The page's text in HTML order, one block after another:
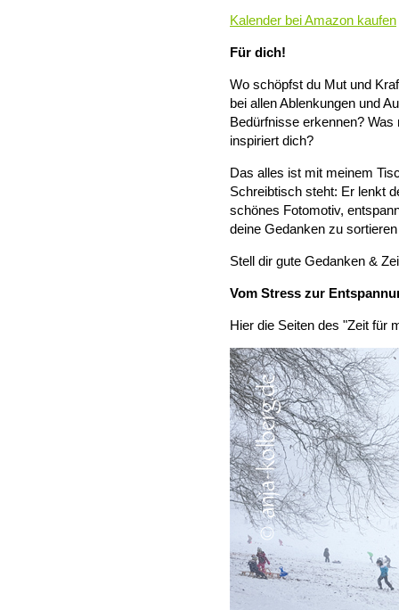
Kalender bei Amazon kaufen
Für dich!
Wo schöpfst du Mut und
bei allen Ablenkungen und
Bedürfnisse erkennen?
inspiriert dich?
Das alles ist mit meinem
Schreibtisch steht: Er lenkt
schönes Fotomotiv,
deine Gedanken zu
Stell dir gute Gedanken &
Vom Stress zur
Hier die Seiten des "Zeit für